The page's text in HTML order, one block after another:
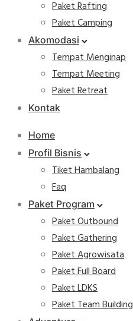
Paket Rafting
Paket Camping
Akomodasi
Tempat Menginap
Tempat Meeting
Paket Retreat
Kontak
Home
Profil Bisnis
Tiket Hambalang
Faq
Paket Program
Paket Outbound
Paket Gathering
Paket Agrowisata
Paket Full Board
Paket LDKS
Paket Team Building